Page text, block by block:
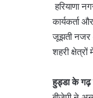
हरियाणा
कार्यकर्ता
जूझती नजर
शहरी
हुड्डा के गढ़